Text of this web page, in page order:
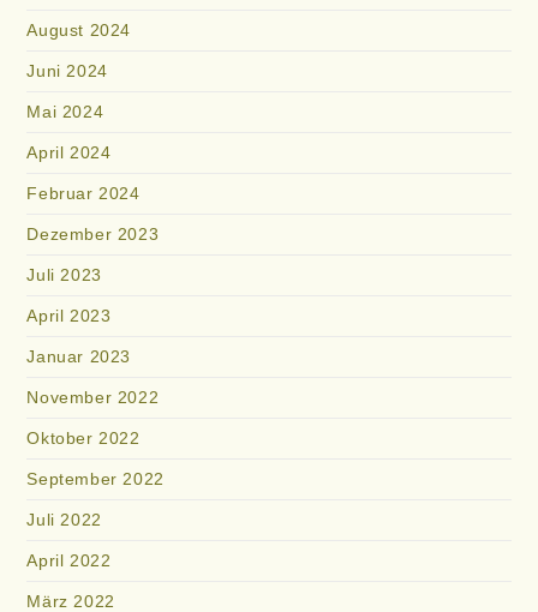
August 2024
Juni 2024
Mai 2024
April 2024
Februar 2024
Dezember 2023
Juli 2023
April 2023
Januar 2023
November 2022
Oktober 2022
September 2022
Juli 2022
April 2022
März 2022